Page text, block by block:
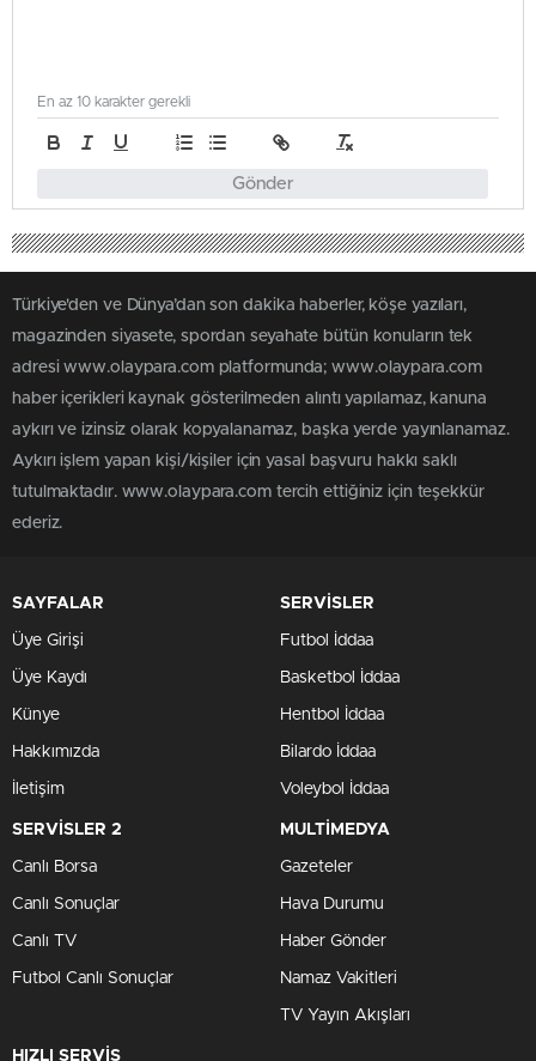
Gönder
En az 10 karakter gerekli
Türkiye'den ve Dünya’dan son dakika haberler, köşe yazıları,
magazinden siyasete, spordan seyahate bütün konuların tek
adresi www.olaypara.com platformunda; www.olaypara.com
haber içerikleri kaynak gösterilmeden alıntı yapılamaz, kanuna
aykırı ve izinsiz olarak kopyalanamaz, başka yerde yayınlanamaz.
Aykırı işlem yapan kişi/kişiler için yasal başvuru hakkı saklı
tutulmaktadır. www.olaypara.com tercih ettiğiniz için teşekkür
ederiz.
SAYFALAR
Üye Girişi
Üye Kaydı
Künye
Hakkımızda
İletişim
SERVİSLER
Futbol İddaa
Basketbol İddaa
Hentbol İddaa
Bilardo İddaa
Voleybol İddaa
SERVİSLER 2
Canlı Borsa
Canlı Sonuçlar
Canlı TV
Futbol Canlı Sonuçlar
MULTİMEDYA
Gazeteler
Hava Durumu
Haber Gönder
Namaz Vakitleri
TV Yayın Akışları
HIZLI SERVİS